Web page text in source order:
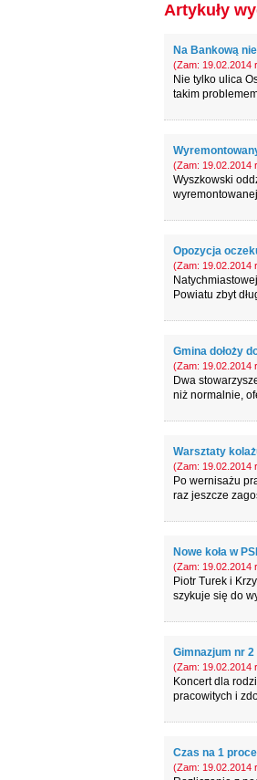
Artykuły
Na Bankową
(Zam: 19.02.2014
Nie tylko ulica
takim
(Zam: 19.02.2014
Wyszkowski
Opozycja
(Zam: 19.02.2014
Powiatu zbyt
Gmina dołoży
(Zam: 19.02.2014
Dwa
niż normalnie,
Warsztaty
(Zam: 19.02.2014
Po wernisażu
raz jeszcze
Nowe koła w
(Zam: 19.02.2014
Piotr Turek i
szykuje się do
Gimnazjum nr
(Zam: 19.02.2014
Koncert dla
pracowitych i
Czas na 1
(Zam: 19.02.2014